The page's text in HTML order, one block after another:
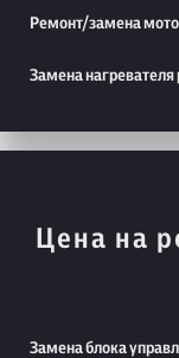
Ремонт/замена
Замена нагревателя
Цена на
Замена блока